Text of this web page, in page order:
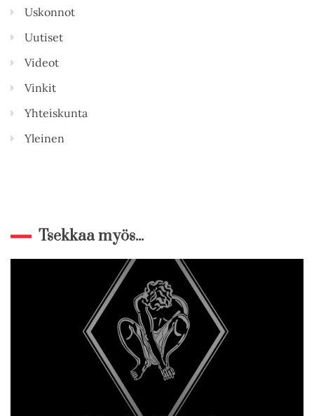
Uskonnot
Uutiset
Videot
Vinkit
Yhteiskunta
Yleinen
Tsekkaa myös...